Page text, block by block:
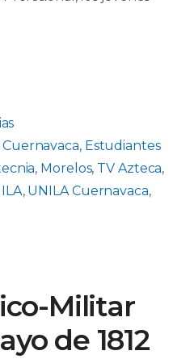
Cuernavaca, Estudiantes
, Morelos, TV Azteca,
, UNILA Cuernavaca,
Militar
de 1812